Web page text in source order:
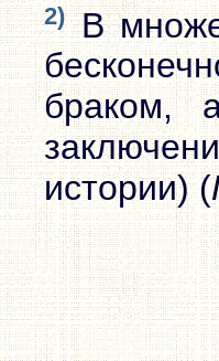
2)В
браком,
истории) (